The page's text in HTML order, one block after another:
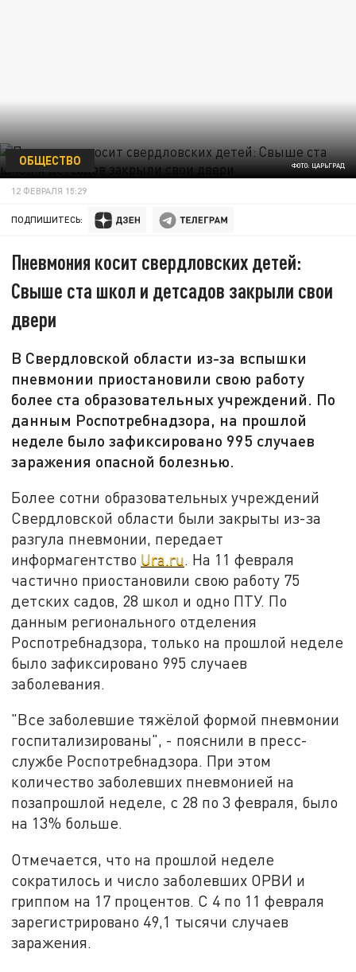
ФОТО: ЦАРЬГРАД
ОБЩЕСТВО
12 ФЕВРАЛЯ 15:29
ПОДПИШИТЕСЬ:
Пневмония косит свердловских детей:
Свыше ста школ и детсадов закрыли свои
двери
В Свердловской области из-за вспышки
пневмонии приостановили свою работу
более ста образовательных учреждений. По
данным Роспотребнадзора, на прошлой
неделе было зафиксировано 995 случаев
заражения опасной болезнью.
Более сотни образовательных учреждений
Свердловской области были закрыты из-за
разгула пневмонии, передает
информагентство Ura.ru. На 11 февраля
частично приостановили свою работу 75
детских садов, 28 школ и одно ПТУ. По
данным регионального отделения
Роспотребнадзора, только на прошлой неделе
было зафиксировано 995 случаев
заболевания.
"Все заболевшие тяжёлой формой пневмонии
госпитализированы", - пояснили в пресс-
службе Роспотребнадзора. При этом
количество заболевших пневмонией на
позапрошлой неделе, с 28 по 3 февраля, было
на 13% больше.
Отмечается, что на прошлой неделе
сократилось и число заболевших ОРВИ и
гриппом на 17 процентов. С 4 по 11 февраля
зарегистрировано 49,1 тысячи случаев
заражения.